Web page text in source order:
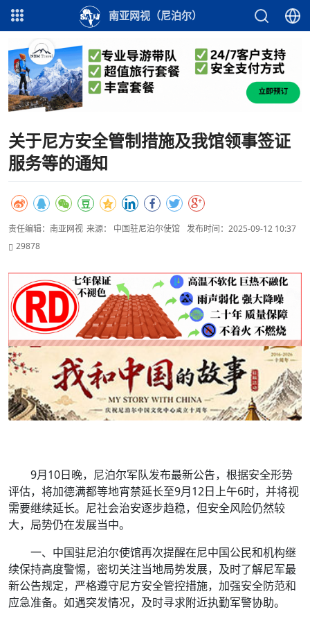
南亚网视（尼泊尔）
关于尼方安全管制措施及我馆领事签证
服务等的通知
责任编辑：南亚网视 来源： 中国驻尼泊尔使馆 发布时间：2025-09-12 10:37
29878
9月10日晚，尼泊尔军队发布最新公告，根据安全形势
评估，将加德满都等地宵禁延长至9月12日上午6时，并将视
需要继续延长。尼社会治安逐步趋稳，但安全风险仍然较
大，局势仍在发展当中。
一、中国驻尼泊尔使馆再次提醒在尼中国公民和机构继
续保持高度警惕，密切关注当地局势发展，及时了解尼军最
新公告规定，严格遵守尼方安全管控措施，加强安全防范和
应急准备。如遇突发情况，及时寻求附近执勤军警协助。